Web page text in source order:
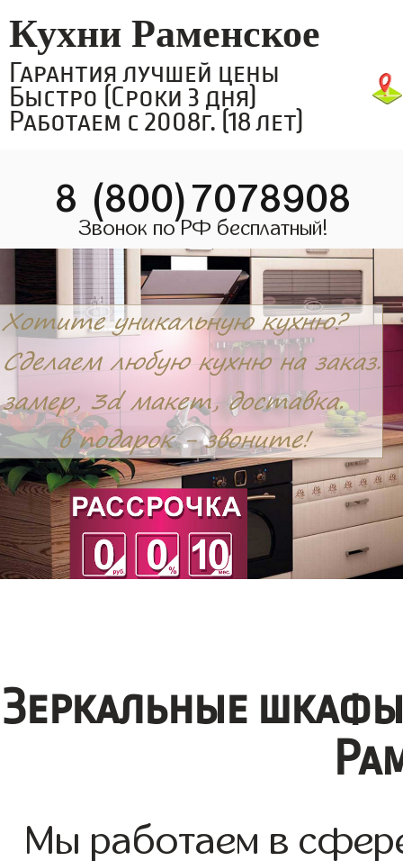
Кухни Раменское
Гарантия лучшей цены
Быстро (Сроки 3 дня)
Работаем с 2008г. (18 лет)
8 (800)7078908
Звонок по РФ бесплатный!
Зеркальные
Мы работаем в